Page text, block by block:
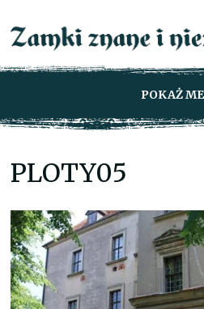
POKAŻ
PLOTY05